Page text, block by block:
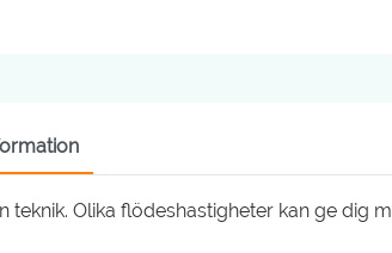
Olika flödeshastigheter kan ge dig